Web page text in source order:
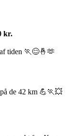
kr.
tiden 🏃😊🤞🫶
de 42 km 💪🏃💥